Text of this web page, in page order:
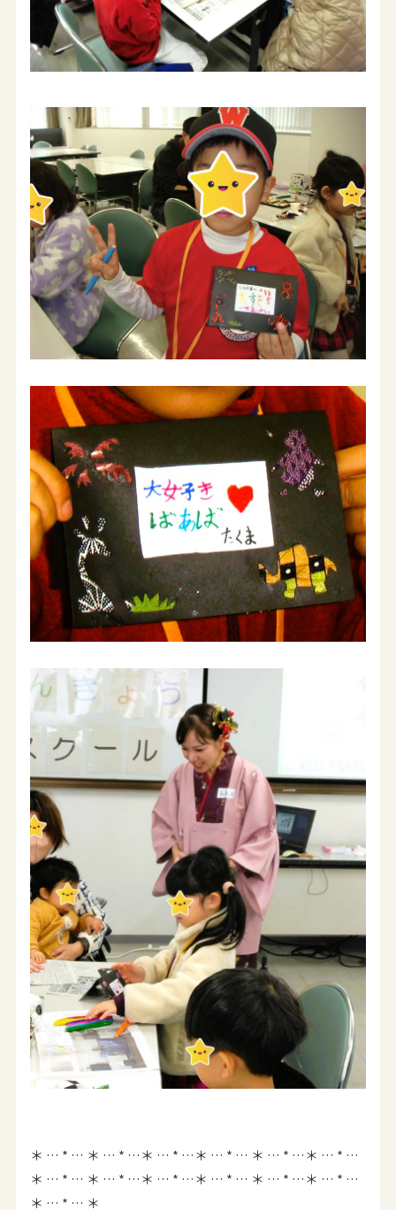
＊ … * … ＊ … * …＊ … * …＊ … * … ＊ … * …＊ … * …
＊ … * … ＊ … * …＊ … * …＊ … * … ＊ … * …＊ … * …
＊ … * … ＊